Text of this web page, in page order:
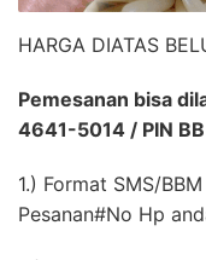
HARGA DIATAS
Pemesanan bisa
4641-5014 / PIN
1.) Format SMS/
Pesanan#No Hp